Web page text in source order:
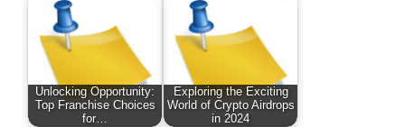
Unlocking Opportunity:
Top Franchise Choices
for…
Exploring the Exciting
World of Crypto Airdrops
in 2024